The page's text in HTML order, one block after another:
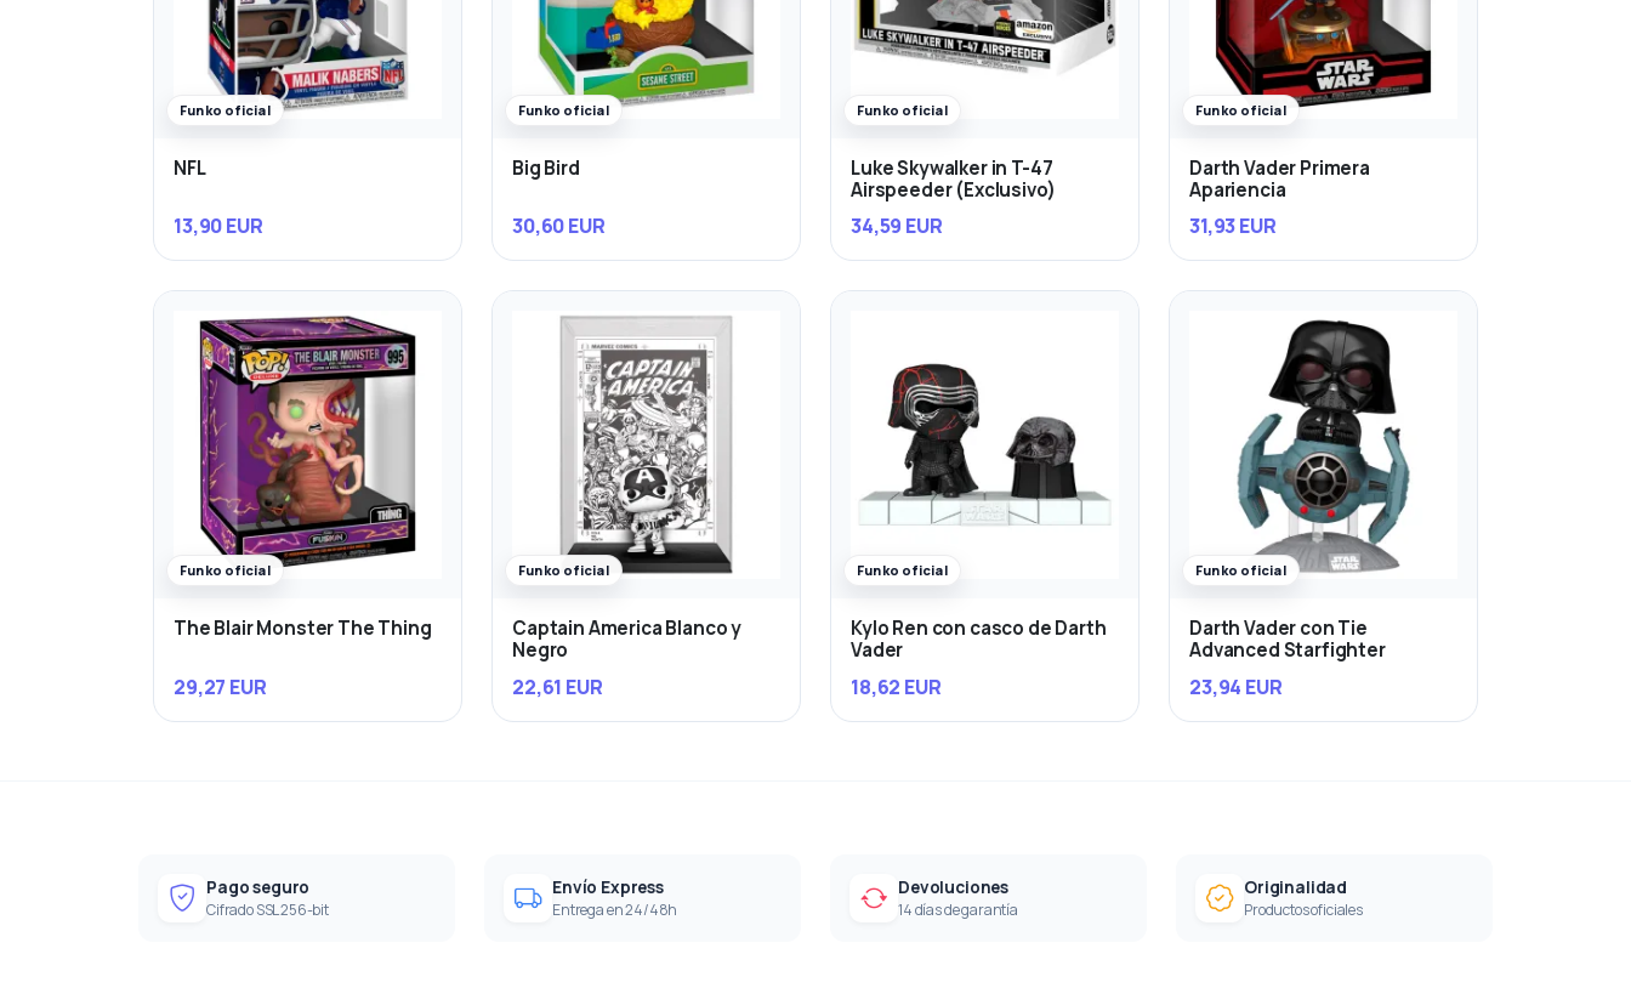
Funko oficial
NFL
13,90 EUR
Funko oficial
Big Bird
30,60 EUR
Funko oficial
Luke Skywalker in T-47
Airspeeder (Exclusivo)
34,59 EUR
Funko oficial
Darth Vader Primera
Apariencia
31,93 EUR
Funko oficial
The Blair Monster The Thing
29,27 EUR
Funko oficial
Captain America Blanco y
Negro
22,61 EUR
Funko oficial
Kylo Ren con casco de Darth
Vader
18,62 EUR
Funko oficial
Darth Vader con Tie
Advanced Starfighter
23,94 EUR
Pago seguro
Cifrado SSL 256-bit
Envío Express
Entrega en 24/48h
Devoluciones
14 días de garantía
Originalidad
Productos oficiales